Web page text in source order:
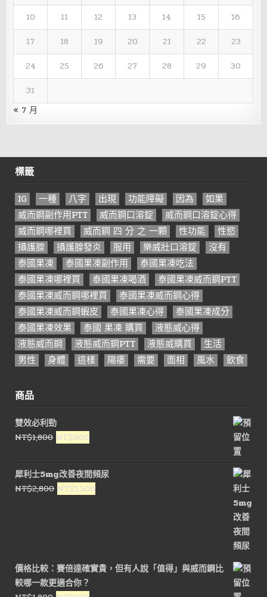
10
11 12 13 14 15
16
17
18 19 20 21 22
23
24
25 26 27 28 29
30
31
« 7 月
標籤
IG 一種 八字 出現 功能障礙 因為
如果
威而鋼副作用PTT
威而鋼口溶錠
威而鋼口溶錠心得
威而鋼哪裡買
威而鋼 四 分 之 一顆 性功能
性慾
攝護腺
攝護腺發炎 服用 樂威壯口溶錠
沒有
泰國果凍
泰國果凍副作用
泰國果凍吃法
泰國果凍哪裡買
泰國果凍喝酒
泰國果凍威而鋼PTT
泰國果凍威而鋼哪裡買
泰國果凍威而鋼心得
泰國果凍威而鋼蝦皮
泰國果凍心得
泰國果凍成分
泰國果凍效果
泰國 果凍 購買
液態威心得
液態威而鋼
液態威而鋼PTT 液態威購買
生活
男性
身體 這樣 陽痿 需要 面相 風水 飲食
商品
雙效必利勁
NT$1,800 原
價
格：
NT$1,800。
NT$900
價
格：
NT$900。
犀利士5mg改善夜間頻尿
NT$2,800 原
NT$1,500
價格比較：賽倍達確實貴，但有人說「值得」與威而鋼比
較哪一款更適合你？